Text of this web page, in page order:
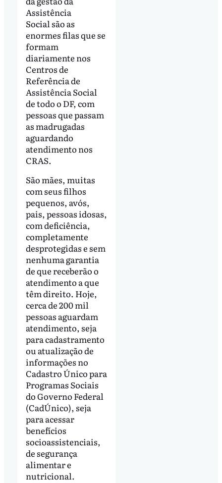
Assistência
Social são as
enormes filas que se
formam
diariamente nos
Centros de
Referência de
Assistência Social
de todo o DF, com
pessoas que passam
as madrugadas
aguardando
atendimento nos
CRAS.
São mães, muitas
com seus filhos
pequenos, avós,
pais, pessoas idosas,
com deficiência,
completamente
desprotegidas e sem
nenhuma garantia
de que receberão o
atendimento a que
têm direito. Hoje,
cerca de 200 mil
pessoas aguardam
atendimento, seja
para cadastramento
ou atualização de
informações no
Cadastro Único para
Programas Sociais
do Governo Federal
(CadÚnico), seja
para acessar
benefícios
socioassistenciais,
de segurança
alimentar e
nutricional.